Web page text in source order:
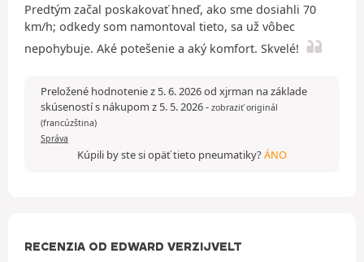
Predtým začal poskakovať hneď, ako sme dosiahli 70
km/h; odkedy som namontoval tieto, sa už vôbec
nepohybuje. Aké potešenie a aký komfort. Skvelé!
Preložené hodnotenie z 5. 6. 2026 od xjrman na základe
skúseností s nákupom z 5. 5. 2026- zobraziť originál
(francúzština)
Správa
Kúpili by ste si opäť tieto pneumatiky?ÁNO
RECENZIA OD EDWARD VERZIJVELT